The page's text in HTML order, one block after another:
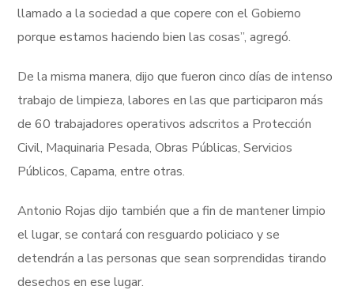
llamado a la sociedad a que copere con el Gobierno
porque estamos haciendo bien las cosas”, agregó.
De la misma manera, dijo que fueron cinco días de intenso
trabajo de limpieza, labores en las que participaron más
de 60 trabajadores operativos adscritos a Protección
Civil, Maquinaria Pesada, Obras Públicas, Servicios
Públicos, Capama, entre otras.
Antonio Rojas dijo también que a fin de mantener limpio
el lugar, se contará con resguardo policiaco y se
detendrán a las personas que sean sorprendidas tirando
desechos en ese lugar.